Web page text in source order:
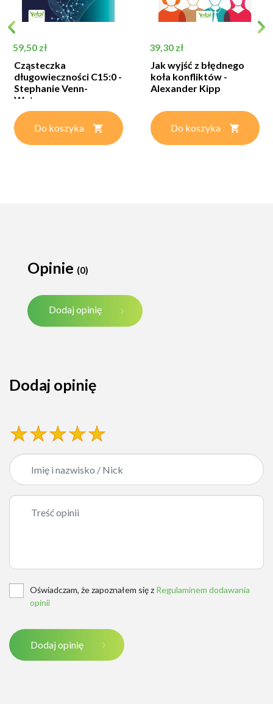
Cena
59,50 zł
Cząsteczka
długowieczności C15:0 -
Stephanie Venn-
Watson
Do koszyka
Cena
39,30 zł
Jak wyjść z błędnego
koła konfliktów -
Alexander Kipp
Do koszyka
Opinie (0)
Dodaj opinię
Dodaj opinię
Oświadczam, że zapoznałem się z Regulaminem dodawania
opinii
Dodaj opinię